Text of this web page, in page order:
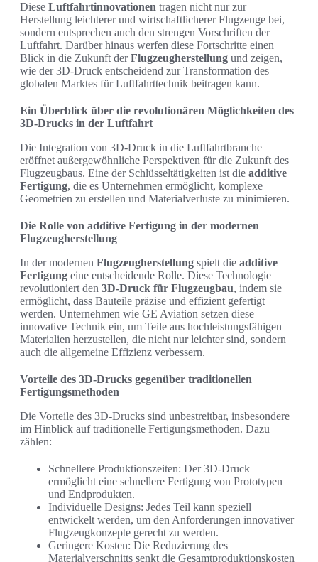
Diese Luftfahrtinnovationen tragen nicht nur zur
Herstellung leichterer und wirtschaftlicherer Flugzeuge bei,
sondern entsprechen auch den strengen Vorschriften der
Luftfahrt. Darüber hinaus werfen diese Fortschritte einen
Blick in die Zukunft derFlugzeugherstellung und zeigen,
wie der 3D-Druck entscheidend zur Transformation des
globalen Marktes für Luftfahrttechnik beitragen kann.
Ein Überblick über die revolutionären Möglichkeiten des
3D-Drucks in der Luftfahrt
Die Integration von 3D-Druck in die Luftfahrtbranche
eröffnet außergewöhnliche Perspektiven für die Zukunft des
Flugzeugbaus. Eine der Schlüsseltätigkeiten ist die additive
Fertigung, die es Unternehmen ermöglicht, komplexe
Geometrien zu erstellen und Materialverluste zu minimieren.
Die Rolle von additive Fertigung in der modernen
Flugzeugherstellung
In der modernen Flugzeugherstellung spielt die additive
Fertigung eine entscheidende Rolle. Diese Technologie
revolutioniert den 3D-Druck für Flugzeugbau, indem sie
ermöglicht, dass Bauteile präzise und effizient gefertigt
werden. Unternehmen wie GE Aviation setzen diese
innovative Technik ein, um Teile aus hochleistungsfähigen
Materialien herzustellen, die nicht nur leichter sind, sondern
auch die allgemeine Effizienz verbessern.
Vorteile des 3D-Drucks gegenüber traditionellen
Fertigungsmethoden
Die Vorteile des 3D-Drucks sind unbestreitbar, insbesondere
im Hinblick auf traditionelle Fertigungsmethoden. Dazu
zählen:
Schnellere Produktionszeiten: Der 3D-Druck
ermöglicht eine schnellere Fertigung von Prototypen
und Endprodukten.
Individuelle Designs: Jedes Teil kann speziell
entwickelt werden, um den Anforderungen innovativer
Flugzeugkonzepte gerecht zu werden.
Geringere Kosten: Die Reduzierung des
Materialverschnitts senkt die Gesamtproduktionskosten